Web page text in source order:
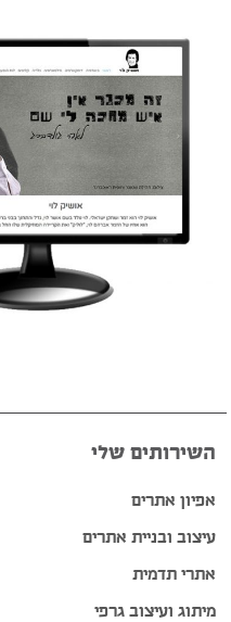
השירותים שלי
אפיון אתרים
עיצוב ובניית אתרים
אתרי תדמית
מיתוג ועיצוב גרפי